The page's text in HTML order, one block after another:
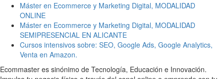
Máster en Ecommerce y Marketing Digital, MODALIDAD
ONLINE
Máster en Ecommerce y Marketing Digital, MODALIDAD
SEMIPRESENCIAL EN ALICANTE
Cursos intensivos sobre: SEO, Google Ads, Google Analytics,
Venta en Amazon.
Ecommaster es sinónimo de Tecnología, Educación e Innovación.